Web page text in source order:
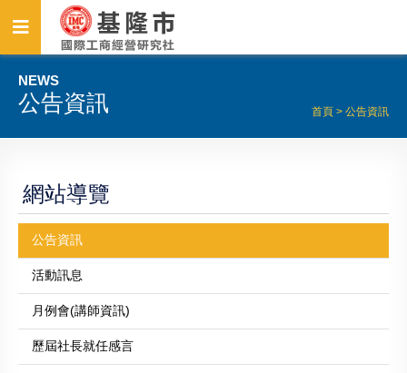
NEWS
公告資訊 首頁 > 公告資訊
網站導覽
公告資訊
活動訊息
月例會(講師資訊)
歷屆社長就任感言